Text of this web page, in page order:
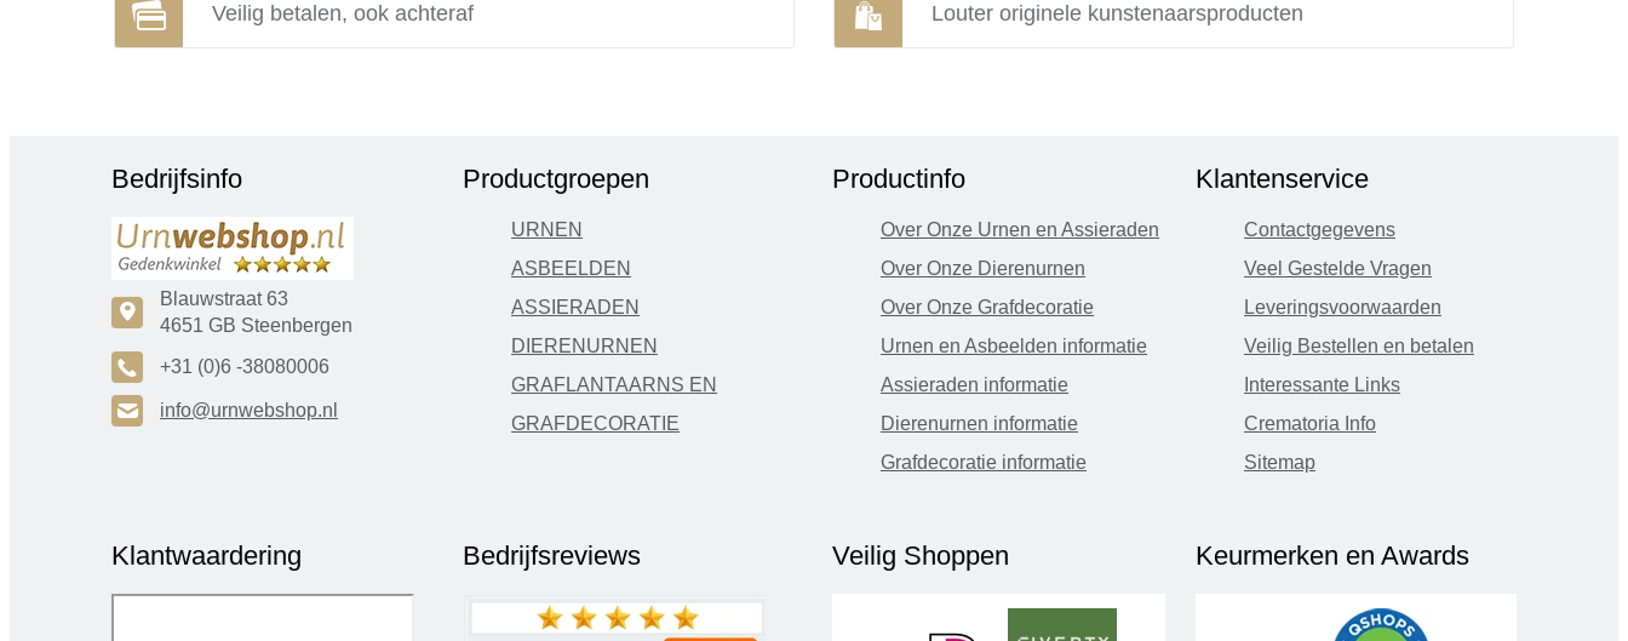
Veilig betalen, ook achteraf Louter originele kunstenaarsproducten
Bedrijfsinfo
c
Blauwstraat 63
4651 GB Steenbergen
A +31 (0)6 -38080006
H info@urnwebshop.nl
Productgroepen
URNEN
ASBEELDEN
ASSIERADEN
DIERENURNEN
GRAFLANTAARNS EN
GRAFDECORATIE
Productinfo
Over Onze Urnen en Assieraden
Over Onze Dierenurnen
Over Onze Grafdecoratie
Urnen en Asbeelden informatie
Assieraden informatie
Dierenurnen informatie
Grafdecoratie informatie
Klantenservice
Contactgegevens
Veel Gestelde Vragen
Leveringsvoorwaarden
Veilig Bestellen en betalen
Interessante Links
Crematoria Info
Sitemap
Klantwaardering Bedrijfsreviews Veilig Shoppen Keurmerken en Awards